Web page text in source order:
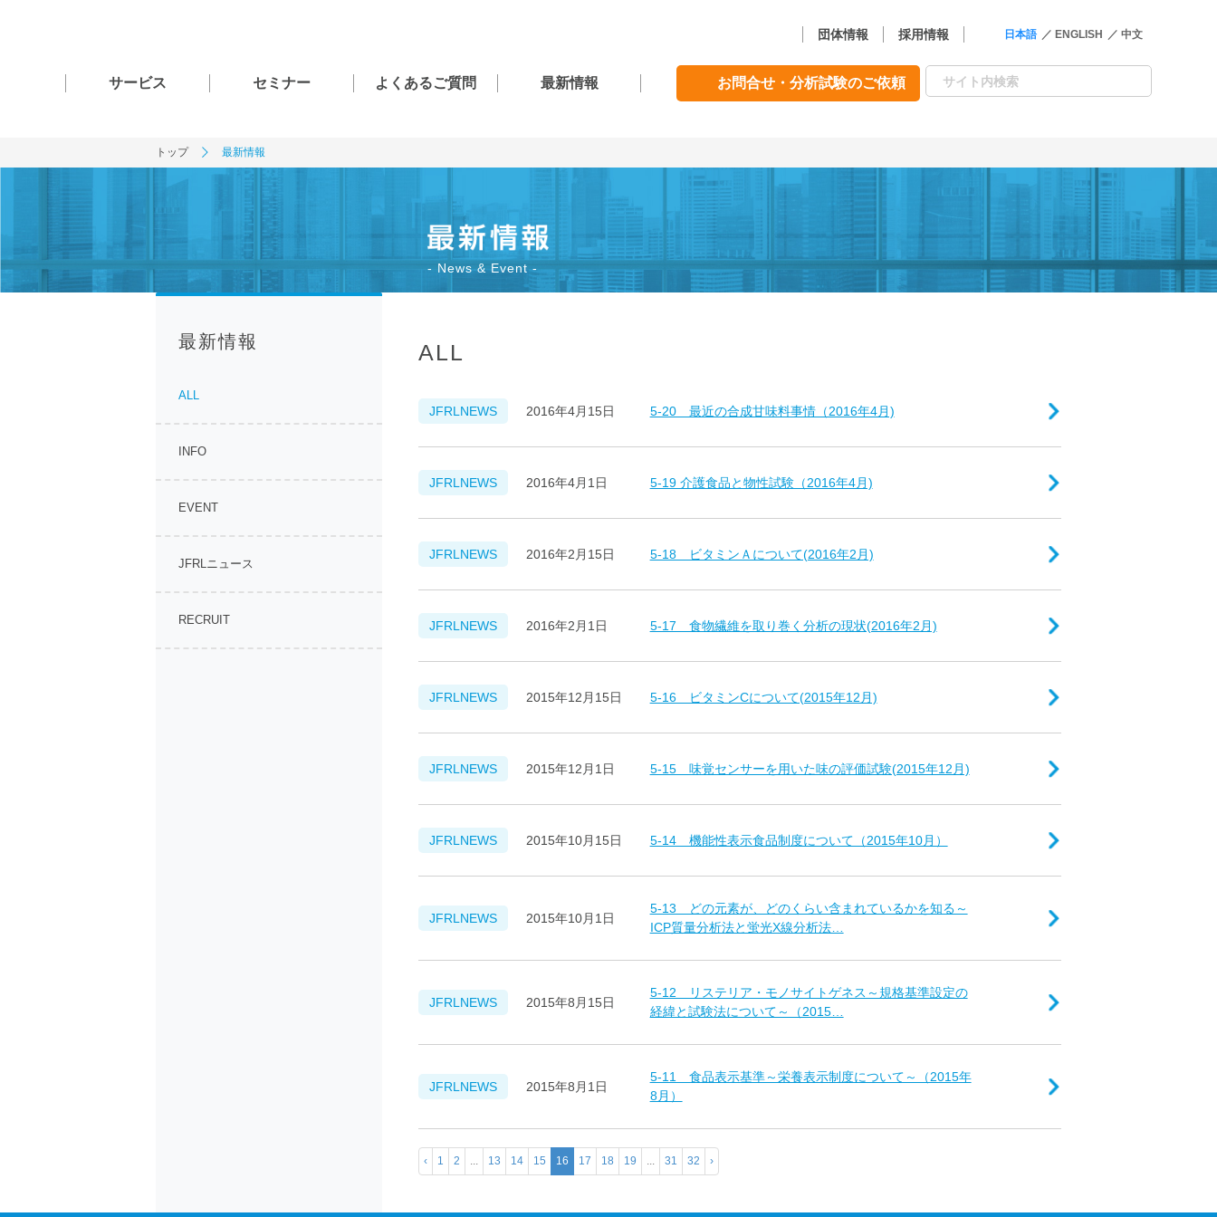
団体情報 採用情報 日本語 ENGLISH 中文
サービス セミナー よくあるご質問 最新情報 お問合せ・分析試験のご依頼
トップ 最新情報
News & Event
最新情報
ALL
INFO
EVENT
JFRLニュース
RECRUIT
ALL
JFRLNEWS 2016年4月15日 5-20 最近の合成甘味料事情（2016年4月)
JFRLNEWS 2016年4月1日 5-19 介護食品と物性試験（2016年4月)
JFRLNEWS 2016年2月15日 5-18 ビタミンＡについて(2016年2月)
JFRLNEWS 2016年2月1日 5-17 食物繊維を取り巻く分析の現状(2016年2月)
JFRLNEWS 2015年12月15日 5-16 ビタミンCについて(2015年12月)
JFRLNEWS 2015年12月1日 5-15 味覚センサーを用いた味の評価試験(2015年12月)
JFRLNEWS 2015年10月15日 5-14 機能性表示食品制度について（2015年10月）
JFRLNEWS 2015年10月1日
5-13 どの元素が、どのくらい含まれているかを知る～
ICP質量分析法と蛍光X線分析法…
JFRLNEWS 2015年8月15日
5-12 リステリア・モノサイトゲネス～規格基準設定の
経緯と試験法について～（2015…
JFRLNEWS 2015年8月1日
5-11 食品表示基準～栄養表示制度について～（2015年
8月）
‹ 1 2 ... 13 14 15 16 17 18 19 ... 31 32 ›